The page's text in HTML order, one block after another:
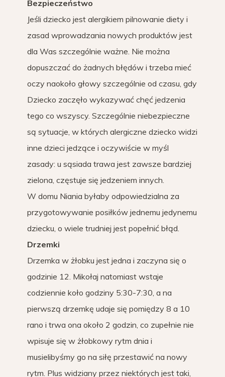
Bezpieczeństwo
Jeśli dziecko jest alergikiem pilnowanie diety i
zasad wprowadzania nowych produktów jest
dla Was szczególnie ważne. Nie można
dopuszczać do żadnych błędów i trzeba mieć
oczy naokoło głowy szczególnie od czasu, gdy
Dziecko zaczęło wykazywać chęć jedzenia
tego co wszyscy. Szczególnie niebezpieczne
są sytuacje, w których alergiczne dziecko widzi
inne dzieci jedzące i oczywiście w myśl
zasady: u sąsiada trawa jest zawsze bardziej
zielona, częstuje się jedzeniem innych.
W domu Niania byłaby odpowiedzialna za
przygotowywanie posiłków jednemu jedynemu
dziecku, o wiele trudniej jest popełnić błąd.
Drzemki
Drzemka w żłobku jest jedna i zaczyna się o
godzinie 12. Mikołaj natomiast wstaje
codziennie koło godziny 5:30-7:30, a na
pierwszą drzemkę udaje się pomiędzy 8 a 10
rano i trwa ona około 2 godzin, co zupełnie nie
wpisuje się w żłobkowy rytm dnia i
musielibyśmy go na siłę przestawić na nowy
rytm. Plus widziany przez niektórych jest taki,